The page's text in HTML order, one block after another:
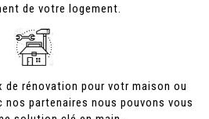
de votre logement.
de rénovation pour votr maison ou
nos partenaires nous pouvons vous